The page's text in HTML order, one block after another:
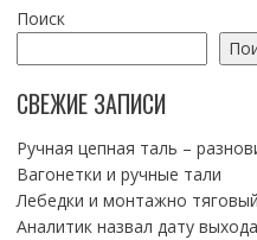
Поиск
СВЕЖИЕ ЗАПИСИ
Ручная цепная таль –
Вагонетки и ручные тали
Лебедки и монтажно
Аналитик назвал дату